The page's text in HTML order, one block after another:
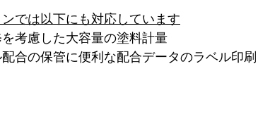
では以下にも対応しています
を考慮した大容量の塗料計量
配合の保管に便利な配合データのラベル印刷